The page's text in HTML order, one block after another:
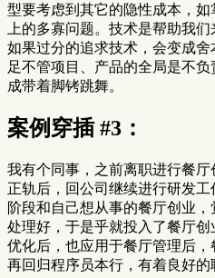
型要考虑到其它的隐性成本，
上的多寡问题。技术是帮助我
如果过分的追求技术，会变成
足不管项目、产品的全局是不
成带着脚铐跳舞。
案例穿插 #3：
我有个同事，之前离职进行餐
正轨后，回公司继续进行研发
阶段和自己想从事的餐厅创业
处理好，于是乎就投入了餐厅
优化后，也应用于餐厅管理后
再回归程序员本行，有着良好的